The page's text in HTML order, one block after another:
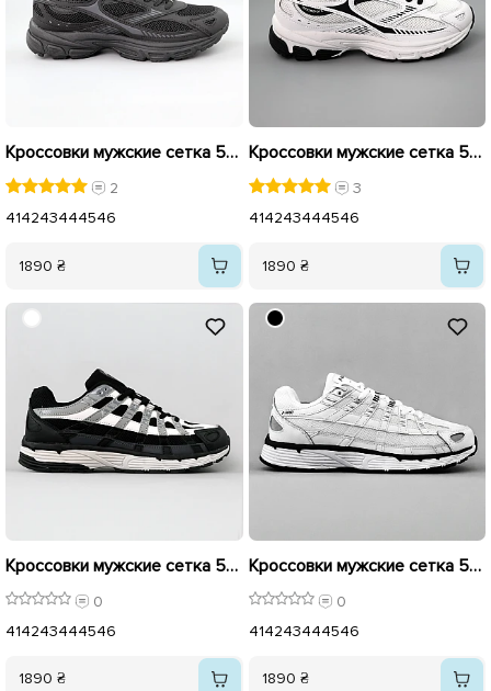
Кроссовки мужские сетка 591326 Черные
2
414243444546
1890 ₴
Кроссовки мужские сетка 591328 Белые
3
414243444546
1890 ₴
Кроссовки мужские сетка 595125 Черные
0
414243444546
1890 ₴
Кроссовки мужские сетка 595124 Белые
0
414243444546
1890 ₴